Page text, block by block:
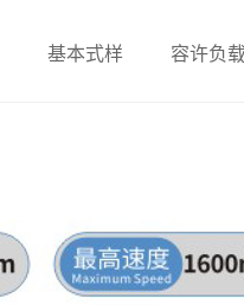
基本式样 容许负